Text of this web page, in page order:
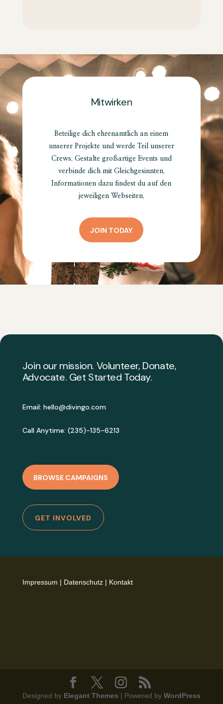
Mitwirken
Beteilige dich ehrenamtlich an einem
unserer Projekte und werde Teil unserer
Crews. Gestalte großartige Events und
verbinde dich mit Gleichgesinnten.
Informationen dazu findest du auf den
jeweiligen Webseiten.
JOIN TODAY
Join our mission. Volunteer, Donate,
Advocate. Get Started Today.
Email: hello@divingo.com
Call Anytime: (235)-135-6213
BROWSE CAMPAIGNS
GET INVOLVED
Impressum | Datenschutz| Kontakt
Designed by Elegant Themes | Powered by WordPress